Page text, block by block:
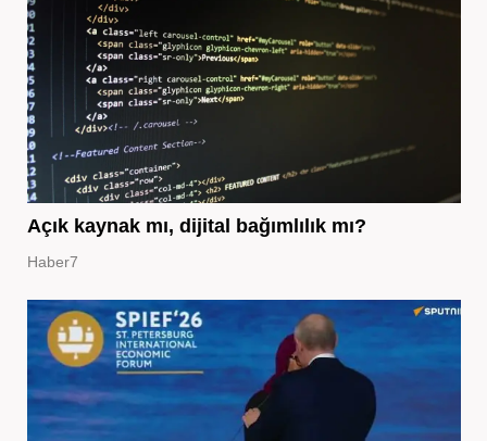
Açık kaynak mı, dijital bağımlılık mı?
Haber7